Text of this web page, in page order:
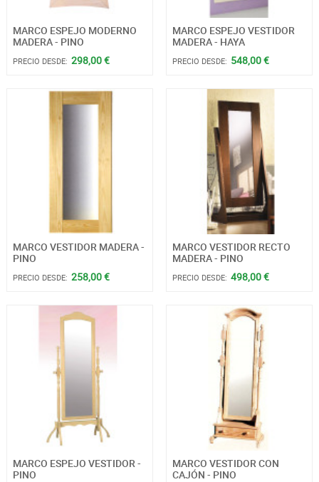
MARCO ESPEJO MODERNO
MADERA - PINO
PRECIO DESDE: 298,00 €
MARCO ESPEJO VESTIDOR
MADERA - HAYA
PRECIO DESDE: 548,00 €
MARCO VESTIDOR MADERA -
PINO
PRECIO DESDE: 258,00 €
MARCO VESTIDOR RECTO
MADERA - PINO
PRECIO DESDE: 498,00 €
MARCO ESPEJO VESTIDOR -
PINO
MARCO VESTIDOR CON
CAJÓN - PINO